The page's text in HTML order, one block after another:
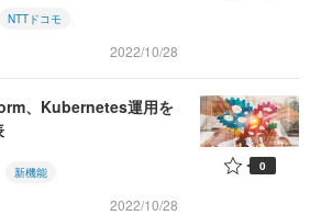
NTTドコモ
2022/10/28
、Kubernetes運用を
新機能
2022/10/28
0